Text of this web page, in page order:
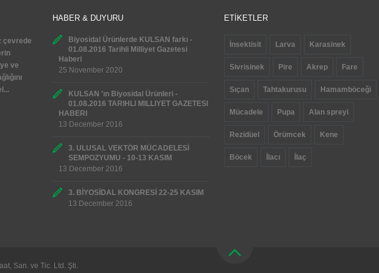
çevrede
ve
HABER & DUYURU
Biyosidal Ürünlerde KULSAN farkı -
01.08.2016 Tarihli Milliyet Gazetesi
Haberi
25 November 2020
KULSAN 'ın Biyosidal Ürünleri -
01.08.2016 TARIHLI MILLIYET GAZETESI
HABERI
13 December 2016
3. ULUSAL VEKTÖR MÜCADELESİ
SEMPOZYUMU - 10-13 KASIM
13 December 2016
3. BİYOSİDAL KONGRESİ 22-25 KASIM
13 December 2016
ETİKETLER
İnsektisit Larva Karasinek
Sivrisinek Pire Akrep Fare
Sıçan Tahtakurusu Hamamböceği
Mücadele Pupa Alan spreyi
Rezidüel Örümcek Kene
Böcek İlacı İlaç
San. ve Tic. Ltd. Şti.